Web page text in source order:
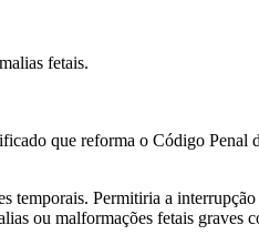
fetais.
que reforma o Código
Permitiria a
ou malformações fetais graves